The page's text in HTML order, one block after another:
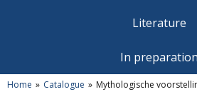
Literature
In preparation
Home Catalogue Mythologische